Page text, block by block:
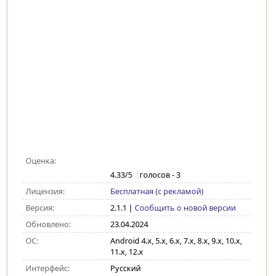
Оценка:
4.33/5 голосов -3
Лицензия:
Бесплатная (с рекламой)
Версия:
2.1.1 | Сообщить о новой версии
Обновлено:
23.04.2024
ОС:
Android 4.x, 5.x, 6.x, 7.x, 8.x, 9.x, 10.x,
11.x, 12.x
Интерфейс:
Русский